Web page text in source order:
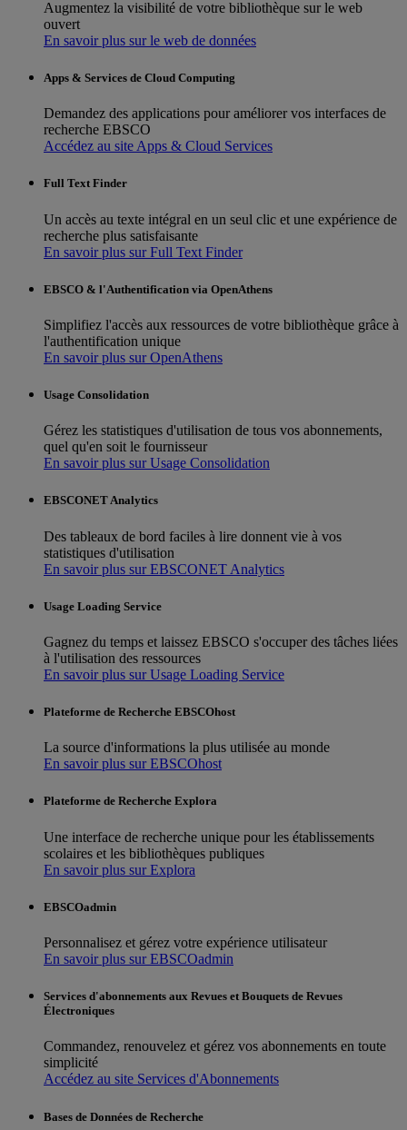
Augmentez la visibilité de votre bibliothèque sur le web
ouvert
En savoir plus sur le web de données
Apps & Services de Cloud Computing
Demandez des applications pour améliorer vos interfaces de
recherche EBSCO
Accédez au site Apps & Cloud Services
Full Text Finder
Un accès au texte intégral en un seul clic et une expérience de
recherche plus satisfaisante
En savoir plus sur Full Text Finder
EBSCO & l'Authentification via OpenAthens
Simplifiez l'accès aux ressources de votre bibliothèque grâce à
l'authentification unique
En savoir plus sur OpenAthens
Usage Consolidation
Gérez les statistiques d'utilisation de tous vos abonnements,
quel qu'en soit le fournisseur
En savoir plus sur Usage Consolidation
EBSCONET Analytics
Des tableaux de bord faciles à lire donnent vie à vos
statistiques d'utilisation
En savoir plus sur EBSCONET Analytics
Usage Loading Service
Gagnez du temps et laissez EBSCO s'occuper des tâches liées
à l'utilisation des ressources
En savoir plus sur Usage Loading Service
Plateforme de Recherche EBSCOhost
La source d'informations la plus utilisée au monde
En savoir plus sur EBSCOhost
Plateforme de Recherche Explora
Une interface de recherche unique pour les établissements
scolaires et les bibliothèques publiques
En savoir plus sur Explora
EBSCOadmin
Personnalisez et gérez votre expérience utilisateur
En savoir plus sur EBSCOadmin
Services d'abonnements aux Revues et Bouquets de Revues
Électroniques
Commandez, renouvelez et gérez vos abonnements en toute
simplicité
Accédez au site Services d'Abonnements
Bases de Données de Recherche